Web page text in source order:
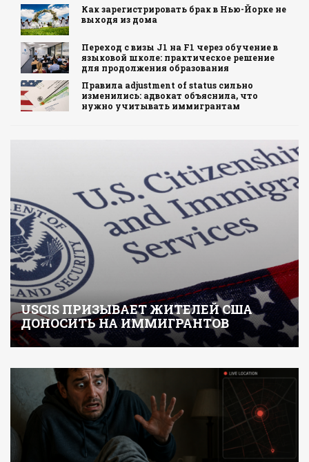
Как зарегистрировать брак в Нью-Йорке не
выходя из дома
Переход с визы J1 на F1 через обучение в
языковой школе: практическое решение
для продолжения образования
Правила adjustment of status сильно
изменились: адвокат объяснила, что
нужно учитывать иммигрантам
USCIS ПРИЗЫВАЕТ ЖИТЕЛЕЙ США
ДОНОСИТЬ НА ИММИГРАНТОВ